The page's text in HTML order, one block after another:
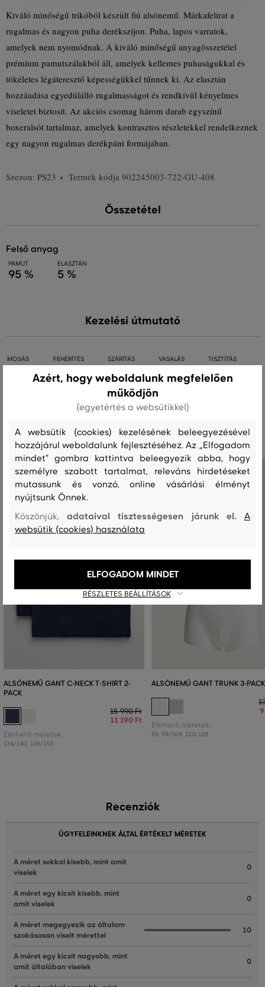
Kiváló minőségű trikóból készült fiú alsónemű. Márkafelirat a
rugalmas és nagyon puha derékszíjon. Puha, lapos varratok,
amelyek nem nyomódnak. A kiváló minőségű anyagösszetétel
prémium pamutszálakból áll, amelyek kellemes puhaságukkal és
tökéletes légáteresztő képességükkel tűnnek ki. Az elasztán
hozzáadása egyedülálló rugalmasságot és rendkívül kényelmes
viseletet biztosít. Az akciós csomag három darab egyszínű
boxeralsót tartalmaz, amelyek kontrasztos részletekkel rendelkeznek
egy nagyon rugalmas derékpánt formájában.
Szezon: PS23 Termék kódja 902245003-722-GU-408
Összetétel
felső anyag
PAMUT
95 %
ELASZTÁN
5 %
Kezelési útmutató
MOSÁS FEHÉRÍTÉS SZÁRÍTÁS VASALÁS TISZTÍTÁS
ALSÓNEMŰ GANT C-NECK T-SHIRT 2-
PACK
15 990 Ft
11 190 Ft
Elérhető méretek:
134/140, 146/152
ALSÓNEMŰ GANT TRUNK 3-PACK
Elérhető méretek:
92, 98/104, 122/128
Recenziók
ÜGYFELEINKNEK ÁLTAL ÉRTÉKELT MÉRETEK
A méret sokkal kisebb, mint amit
viselek
0
A méret egy kicsit kisebb, mint
amit viselek
0
A méret megegyezik az általam
szokásosan viselt mérettel
10
A méret egy kicsit nagyobb, mint
amit általában viselek
0
Azért, hogy weboldalunk megfelelően
működjön
(egyetértés a websütikkel)
A websütik (cookies) kezelésének beleegyezésével
hozzájárul weboldalunk fejlesztéséhez. Az „Elfogadom
mindet" gombra kattintva beleegyezik abba, hogy
személyre szabott tartalmat, releváns hirdetéseket
mutassunk és vonzó, online vásárlási élményt
nyújtsunk Önnek.
Köszönjük,adataival tisztességesen járunk el.A
websütik (cookies) használata
RÉSZLETES BEÁLLÍTÁSOK
ELFOGADOM MINDET